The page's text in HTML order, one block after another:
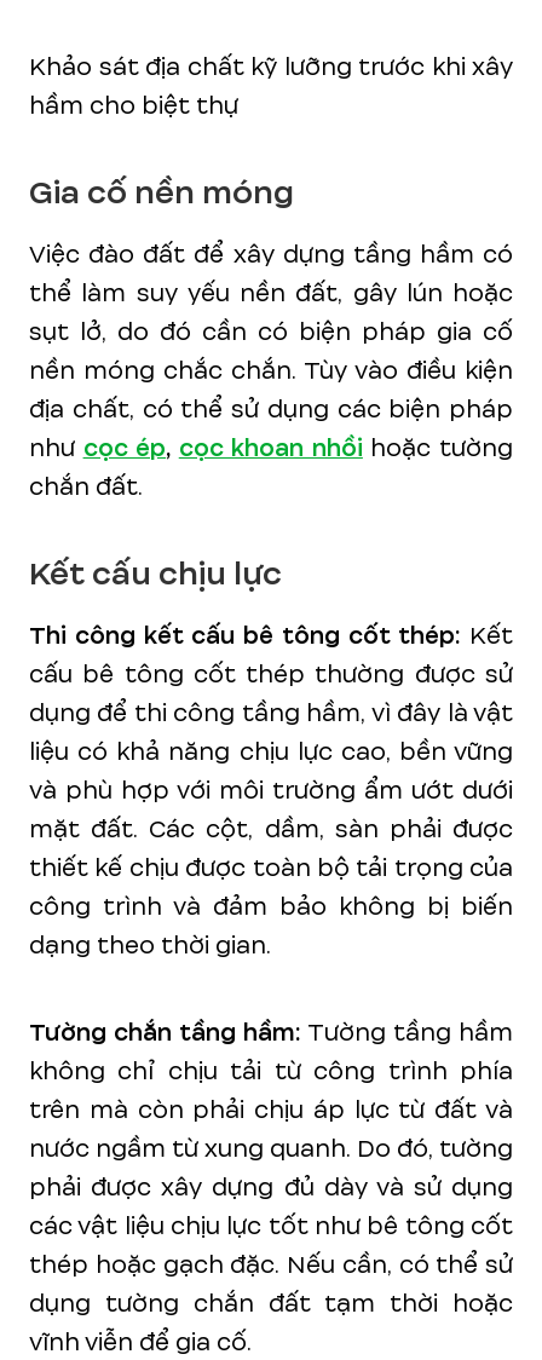
Khảo sát địa chất kỹ lưỡng trước khi xây
hầm cho biệt thự
Gia cố nền móng
Việc đào đất để xây dựng tầng hầm có
thể làm suy yếu nền đất, gây lún hoặc
sụt lở, do đó cần có biện pháp gia cố
nền móng chắc chắn. Tùy vào điều kiện
địa chất, có thể sử dụng các biện pháp
như cọc ép, cọc khoan nhồi hoặc tường
chắn đất.
Kết cấu chịu lực
Thi công kết cấu bê tông cốt thép: Kết
cấu bê tông cốt thép thường được sử
dụng để thi công tầng hầm, vì đây là vật
liệu có khả năng chịu lực cao, bền vững
và phù hợp với môi trường ẩm ướt dưới
mặt đất. Các cột, dầm, sàn phải được
thiết kế chịu được toàn bộ tải trọng của
công trình và đảm bảo không bị biến
dạng theo thời gian.
Tường chắn tầng hầm: Tường tầng hầm
không chỉ chịu tải từ công trình phía
trên mà còn phải chịu áp lực từ đất và
nước ngầm từ xung quanh. Do đó, tường
phải được xây dựng đủ dày và sử dụng
các vật liệu chịu lực tốt như bê tông cốt
thép hoặc gạch đặc. Nếu cần, có thể sử
dụng tường chắn đất tạm thời hoặc
vĩnh viễn để gia cố.